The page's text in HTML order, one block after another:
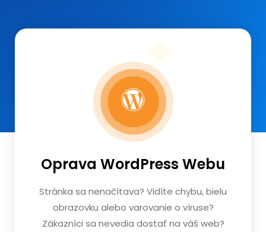
Oprava WordPress Webu
Stránka sa nenačítava? Vidíte chybu, bielu
obrazovku alebo varovanie o víruse?
Zákazníci sa nevedia dostať na váš web?